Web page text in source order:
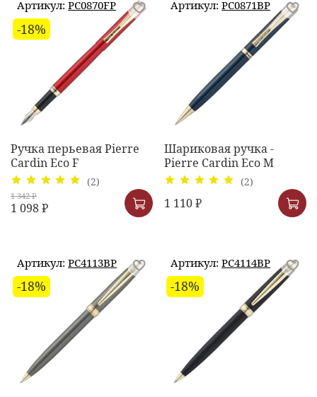
Артикул:PC0870FP
-18%
Ручка перьевая Pierre
Cardin Eco F
(2)
1 342 ₽
1 098 ₽
Артикул:PC0871BP
Шариковая ручка -
Pierre Cardin Eco M
(2)
1 110 ₽
Артикул:PC4113BP
-18%
Артикул:PC4114BP
-18%